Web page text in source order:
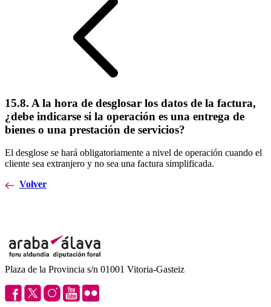
15.8. A la hora de desglosar los datos de la factura,
¿debe indicarse si la operación es una entrega de
bienes o una prestación de servicios?
El desglose se hará obligatoriamente a nivel de operación cuando el
cliente sea extranjero y no sea una factura simplificada.
Volver
Plaza de la Provincia s/n 01001 Vitoria-Gasteiz